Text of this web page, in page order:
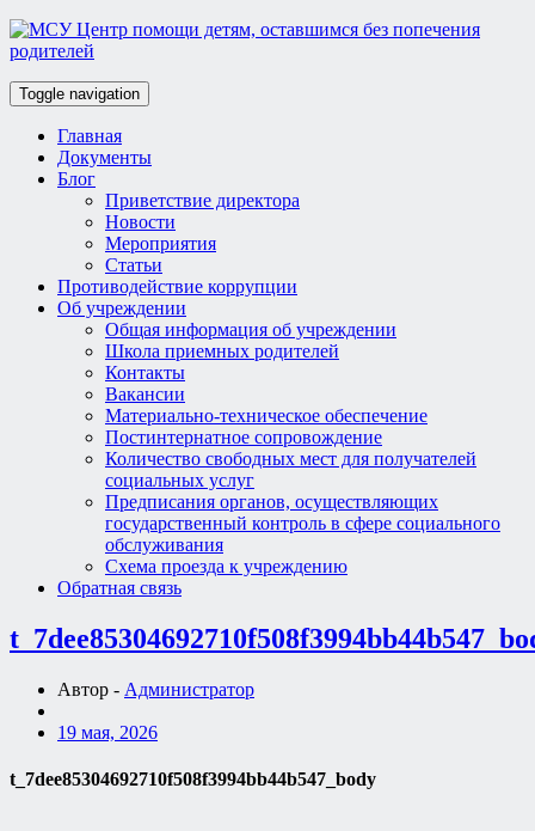
Toggle navigation
Главная
Документы
Блог
Приветствие директора
Новости
Мероприятия
Статьи
Противодействие коррупции
Об учреждении
Общая информация об учреждении
Школа приемных родителей
Контакты
Вакансии
Материально-техническое обеспечение
Постинтернатное сопровождение
Количество свободных мест для получателей
социальных услуг
Предписания органов, осуществляющих
государственный контроль в сфере социального
обслуживания
Схема проезда к учреждению
Обратная связь
Автор - Администратор
19 мая, 2026
t_7dee85304692710f508f3994bb44b547_body